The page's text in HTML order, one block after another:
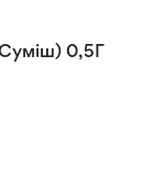
0,5Г